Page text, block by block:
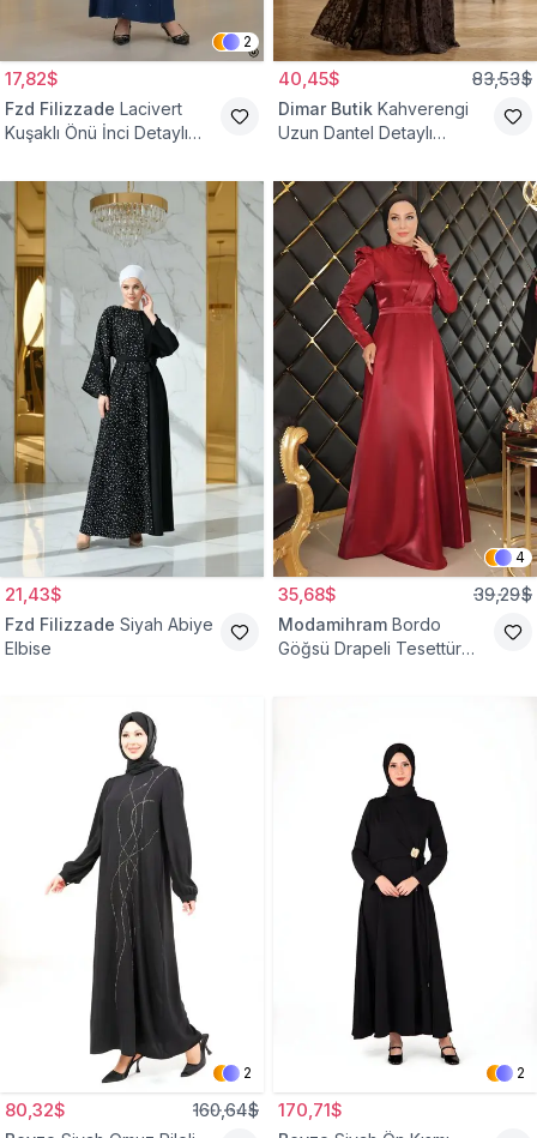
2
17,82$
Fzd Filizzade Lacivert
Kuşaklı Önü İnci Detaylı
40,45$ 83,53$
Dimar Butik Kahverengi
Uzun Dantel Detaylı
21,43$
Fzd Filizzade Siyah Abiye
Elbise
4
35,68$ 39,29$
Modamihram Bordo
Göğsü Drapeli Tesettür
2
80,32$ 160,64$
2
170,71$